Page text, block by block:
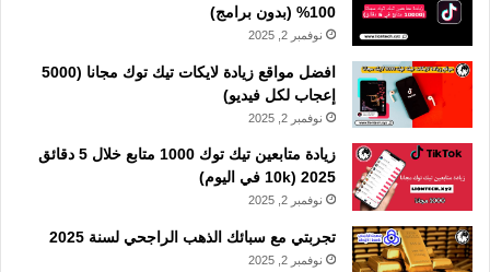
100% (بدون برامج)
نوفمبر 2, 2025
افضل مواقع زيادة لايكات تيك توك مجانا (5000
إعجاب لكل فيديو)
نوفمبر 2, 2025
زيادة متابعين تيك توك 1000 متابع خلال 5 دقائق
2025 (10k في اليوم)
نوفمبر 2, 2025
تجربتي مع سبائك الذهب الراجحي لسنة 2025
نوفمبر 2, 2025